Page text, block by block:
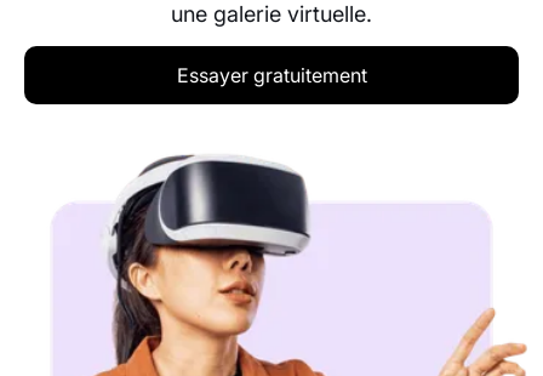
une galerie virtuelle.
Essayer gratuitement